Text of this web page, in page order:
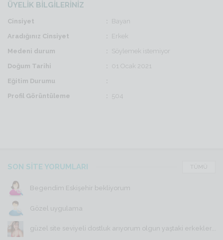
ÜYELİK BİLGİLERİNİZ
Cinsiyet
Bayan
Aradığınız Cinsiyet
Erkek
Medeni durum
Söylemek istemiyor
Doğum Tarihi
01 Ocak 2021
Eğitim Durumu
Profil Görüntüleme
504
SON SİTE YORUMLARI TÜMÜ
Begendim Eskişehir bekliyorum
Gözel uygulama
güzel site seviyeli dostluk arıyorum olgun yaştaki erkekler...